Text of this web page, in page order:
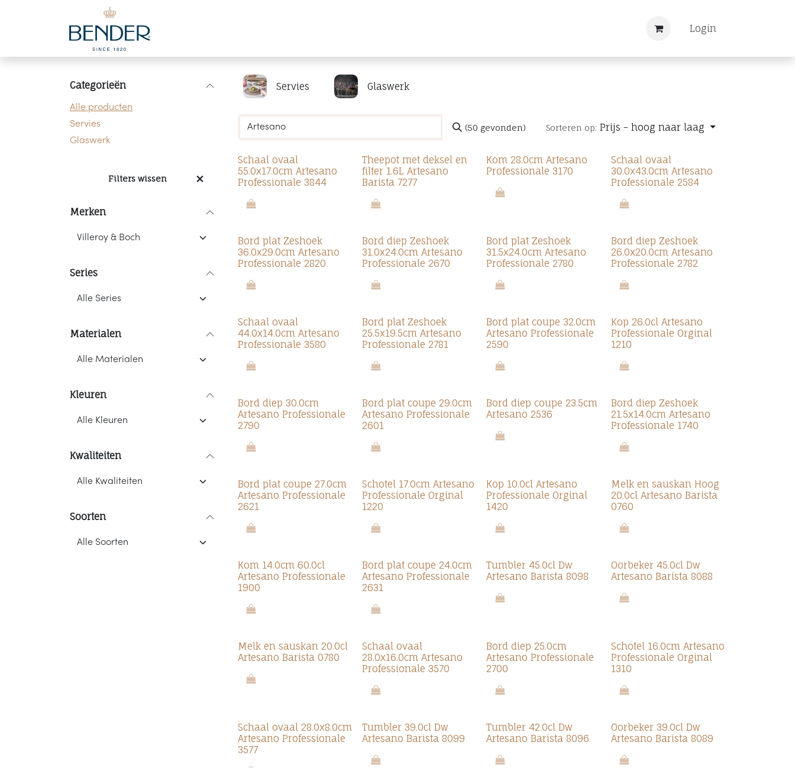
Overslaan naar inhoud
Login
Categorieën
Alle producten
Servies
Glaswerk
Filters wissen
Merken
Series
Materialen
Kleuren
Kwaliteiten
Soorten
Servies Glaswerk
(50 gevonden) Sorteren op: Prijs - hoog naar laag
Schaal ovaal
55.0x17.0cm Artesano
Professionale 3844
Theepot met deksel en
filter 1.6L Artesano
Barista 7277
Kom 28.0cm Artesano
Professionale 3170
Schaal ovaal
30.0x43.0cm Artesano
Professionale 2584
Bord plat Zeshoek
36.0x29.0cm Artesano
Professionale 2820
Bord diep Zeshoek
31.0x24.0cm Artesano
Professionale 2670
Bord plat Zeshoek
31.5x24.0cm Artesano
Professionale 2780
Bord diep Zeshoek
26.0x20.0cm Artesano
Professionale 2782
Schaal ovaal
44.0x14.0cm Artesano
Professionale 3580
Bord plat Zeshoek
25.5x19.5cm Artesano
Professionale 2781
Bord plat coupe 32.0cm
Artesano Professionale
2590
Kop 26.0cl Artesano
Professionale Orginal
1210
Bord diep 30.0cm
Artesano Professionale
2790
Bord plat coupe 29.0cm
Artesano Professionale
2601
Bord diep coupe 23.5cm
Artesano 2536
Bord diep Zeshoek
21.5x14.0cm Artesano
Professionale 1740
Bord plat coupe 27.0cm
Artesano Professionale
2621
Schotel 17.0cm Artesano
Professionale Orginal
1220
Kop 10.0cl Artesano
Professionale Orginal
1420
Melk en sauskan Hoog
20.0cl Artesano Barista
0760
Kom 14.0cm 60.0cl
Artesano Professionale
1900
Bord plat coupe 24.0cm
Artesano Professionale
2631
Tumbler 45.0cl Dw
Artesano Barista 8098
Oorbeker 45.0cl Dw
Artesano Barista 8088
Melk en sauskan 20.0cl
Artesano Barista 0780
Schaal ovaal
28.0x16.0cm Artesano
Professionale 3570
Bord diep 25.0cm
Artesano Professionale
2700
Schotel 16.0cm Artesano
Professionale Orginal
1310
Schaal ovaal 28.0x8.0cm
Artesano Professionale
3577
Tumbler 39.0cl Dw
Artesano Barista 8099
Tumbler 42.0cl Dw
Artesano Barista 8096
Oorbeker 39.0cl Dw
Artesano Barista 8089